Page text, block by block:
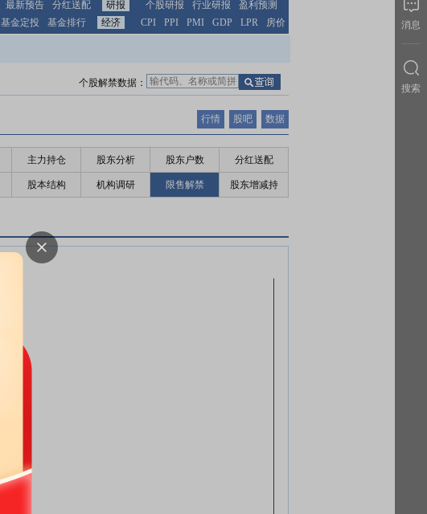
最新预告 分红送配 研报 个股研报 行业研报
盈利预测
基金定投 基金排行 经济 CPI PPI PMI GDP LPR 房价
个股解禁数据：
行情 股吧 数据
主力持仓 股东分析 股东户数 分红送配
股本结构 机构调研 限售解禁 股东增减持
消息
搜索